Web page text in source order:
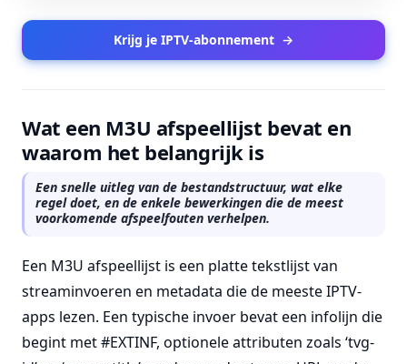
Krijg je IPTV-abonnement →
Wat een M3U afspeellijst bevat en
waarom het belangrijk is
Een snelle uitleg van de bestandstructuur, wat elke
regel doet, en de enkele bewerkingen die de meest
voorkomende afspeelfouten verhelpen.
Een M3U afspeellijst is een platte tekstlijst van
streaminvoeren en metadata die de meeste IPTV-
apps lezen. Een typische invoer bevat een infolijn die
begint met #EXTINF, optionele attributen zoals ‘tvg-